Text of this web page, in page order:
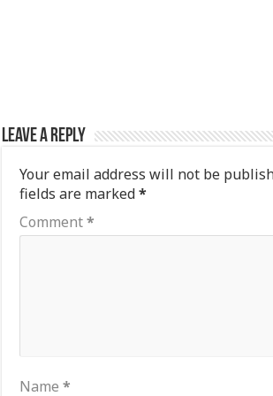
Leave a Reply
Your email address will not be
fields are marked*
Comment*
Name*